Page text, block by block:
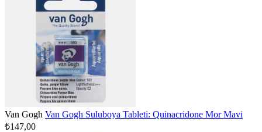
Van Gogh Van Gogh Suluboya Tableti: Quinacridone Mor Mavi
₺147,00